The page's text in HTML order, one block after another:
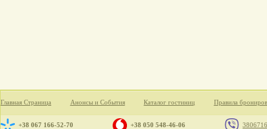
Главная Страница Анонсы и События Каталог гостиниц Правила
+38 067 166-52-70 +38 050 548-46-06